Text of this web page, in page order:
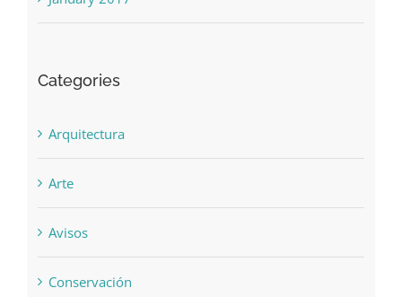
Categories
Arquitectura
Arte
Avisos
Conservación